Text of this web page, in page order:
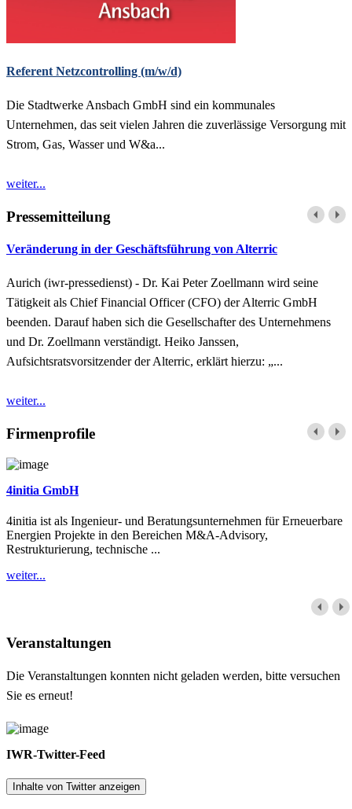
Referent Netzcontrolling (m/w/d)
Die Stadtwerke Ansbach GmbH sind ein kommunales
Unternehmen, das seit vielen Jahren die zuverlässige Versorgung mit
Strom, Gas, Wasser und W&a...
weiter...
Pressemitteilung
Veränderung in der Geschäftsführung von Alterric
Aurich (iwr-pressedienst) - Dr. Kai Peter Zoellmann wird seine
Tätigkeit als Chief Financial Officer (CFO) der Alterric GmbH
beenden. Darauf haben sich die Gesellschafter des Unternehmens
und Dr. Zoellmann verständigt. Heiko Janssen,
Aufsichtsratsvorsitzender der Alterric, erklärt hierzu: „...
weiter...
Firmenprofile
4initia GmbH
4initia ist als Ingenieur- und Beratungsunternehmen für Erneuerbare
Energien Projekte in den Bereichen M&A-Advisory,
Restrukturierung, technische ...
weiter...
Veranstaltungen
Die Veranstaltungen konnten nicht geladen werden, bitte versuchen
Sie es erneut!
IWR-Twitter-Feed
Inhalte von Twitter anzeigen